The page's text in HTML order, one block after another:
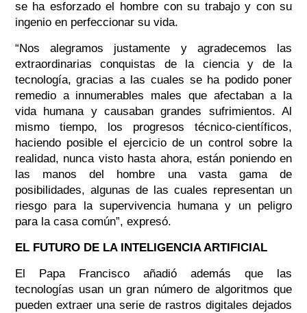
se ha esforzado el hombre con su trabajo y con su
ingenio en perfeccionar su vida.
“Nos alegramos justamente y agradecemos las
extraordinarias conquistas de la ciencia y de la
tecnología, gracias a las cuales se ha podido poner
remedio a innumerables males que afectaban a la
vida humana y causaban grandes sufrimientos. Al
mismo tiempo, los progresos técnico-científicos,
haciendo posible el ejercicio de un control sobre la
realidad, nunca visto hasta ahora, están poniendo en
las manos del hombre una vasta gama de
posibilidades, algunas de las cuales representan un
riesgo para la supervivencia humana y un peligro
para la casa común”, expresó.
EL FUTURO DE LA INTELIGENCIA ARTIFICIAL
El Papa Francisco añadió además que las
tecnologías usan un gran número de algoritmos que
pueden extraer una serie de rastros digitales dejados